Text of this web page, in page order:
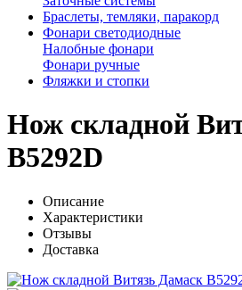
Браслеты, темляки, паракорд
Фонари светодиодные
Налобные фонари
Фонари ручные
Фляжки и стопки
Нож складной
B5292D
Описание
Характеристики
Отзывы
Доставка